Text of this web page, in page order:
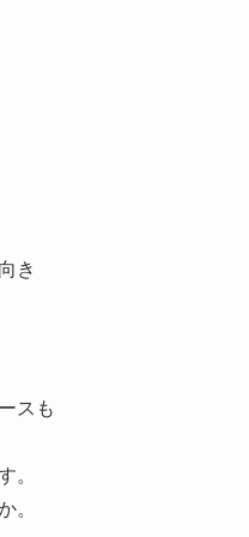
き
スも
。
。